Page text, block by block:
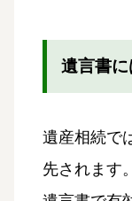
遺言書
遺産相続で
先されます。